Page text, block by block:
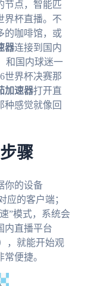
节点，智能匹
界杯直播。不
的咖啡馆，或
器连接到国内
和国内球迷一
世界杯决赛那
加速器打开直
种感觉就像回
骤
你的设备
应的客户端；
”模式，系统会
内直播平台
，就能开始观
便捷。